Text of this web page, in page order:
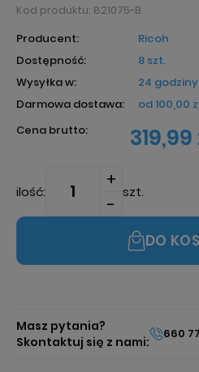
Kod produktu: 821075-B
Producent:
Ricoh
Dostępność:
8 szt.
Wysyłka w:
24 godziny
Darmowa dostawa:
od 100,00
Cena brutto:
319,99
ilość: szt.
DO
Masz pytania?
Skontaktuj się z nami:
660